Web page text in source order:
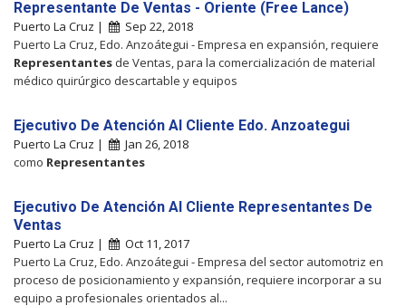
Representante De Ventas - Oriente (Free Lance)
Puerto La Cruz |
Sep 22, 2018
Puerto La Cruz, Edo. Anzoátegui - Empresa en expansión, requiere
Representantes de Ventas, para la comercialización de material
médico quirúrgico descartable y equipos
Ejecutivo De Atención Al Cliente Edo. Anzoategui
Puerto La Cruz |
Jan 26, 2018
como Representantes
Ejecutivo De Atención Al Cliente Representantes De
Ventas
Puerto La Cruz |
Oct 11, 2017
Puerto La Cruz, Edo. Anzoátegui - Empresa del sector automotriz en
proceso de posicionamiento y expansión, requiere incorporar a su
equipo a profesionales orientados al...